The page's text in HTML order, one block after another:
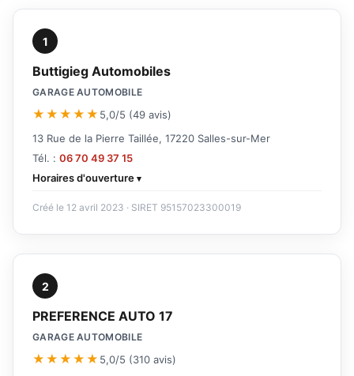
1
Buttigieg Automobiles
GARAGE AUTOMOBILE
★★★★★ 5,0/5 (49 avis)
13 Rue de la Pierre Taillée, 17220 Salles-sur-Mer
Tél. : 06 70 49 37 15
Horaires d'ouverture
Créé le 12 avril 2023 · SIRET 95157023300019
2
PREFERENCE AUTO 17
GARAGE AUTOMOBILE
★★★★★ 5,0/5 (310 avis)